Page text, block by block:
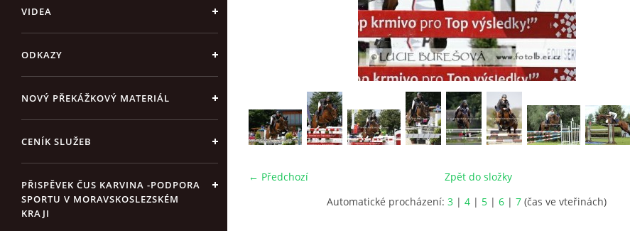
VIDEA
ODKAZY
NOVÝ PŘEKÁŽKOVÝ MATERIÁL
CENÍK SLUŽEB
PŘISPĚVEK ČUS KARVINA -PODPORA
SPORTU V MORAVSKOSLEZSKÉM
KRAJI
← Předchozí
Zpět do složky
Automatické procházení: 3 | 4 | 5 | 6 | 7 (čas ve vteřinách)